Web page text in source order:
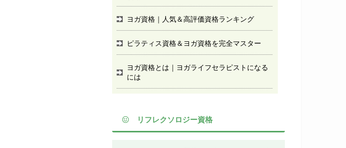
ヨガ資格｜人気＆高評価資格ランキング
ピラティス資格＆ヨガ資格を完全マスター
ヨガ資格とは｜ヨガライフセラピストになる
には
リフレクソロジー資格